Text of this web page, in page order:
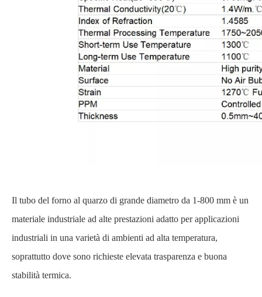
Il tubo del forno al quarzo di grande diametro da 1-800 mm è un
materiale industriale ad alte prestazioni adatto per applicazioni
industriali in una varietà di ambienti ad alta temperatura,
soprattutto dove sono richieste elevata trasparenza e buona
stabilità termica.